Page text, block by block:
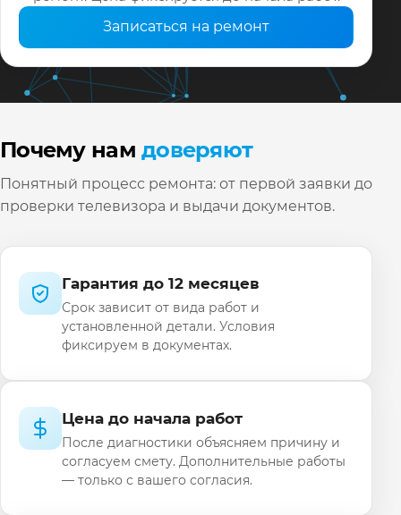
Записаться на ремонт
Почему намдоверяют
Понятный процесс ремонта: от первой заявки до
проверки телевизора и выдачи документов.
Гарантия до 12 месяцев
Срок зависит от вида работ и
установленной детали. Условия
фиксируем в документах.
Цена до начала работ
После диагностики объясняем причину и
согласуем смету. Дополнительные работы
— только с вашего согласия.